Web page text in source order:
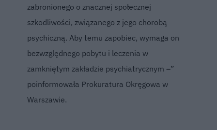
zabronionego o znacznej społecznej
szkodliwości, związanego z jego chorobą
psychiczną. Aby temu zapobiec, wymaga on
bezwzględnego pobytu i leczenia w
zamkniętym zakładzie psychiatrycznym –”
poinformowała Prokuratura Okręgowa w
Warszawie.